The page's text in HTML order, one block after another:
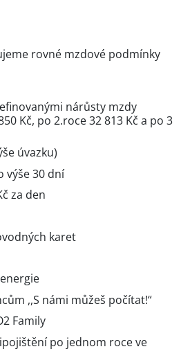
rovné mzdové podmínky
nárůsty mzdy
Kč, po 2.roce 32 813 Kč a po 3
úvazku)
výše 30 dní
za den
karet
,,S námi můžeš počítat!“
Family
po jednom roce ve